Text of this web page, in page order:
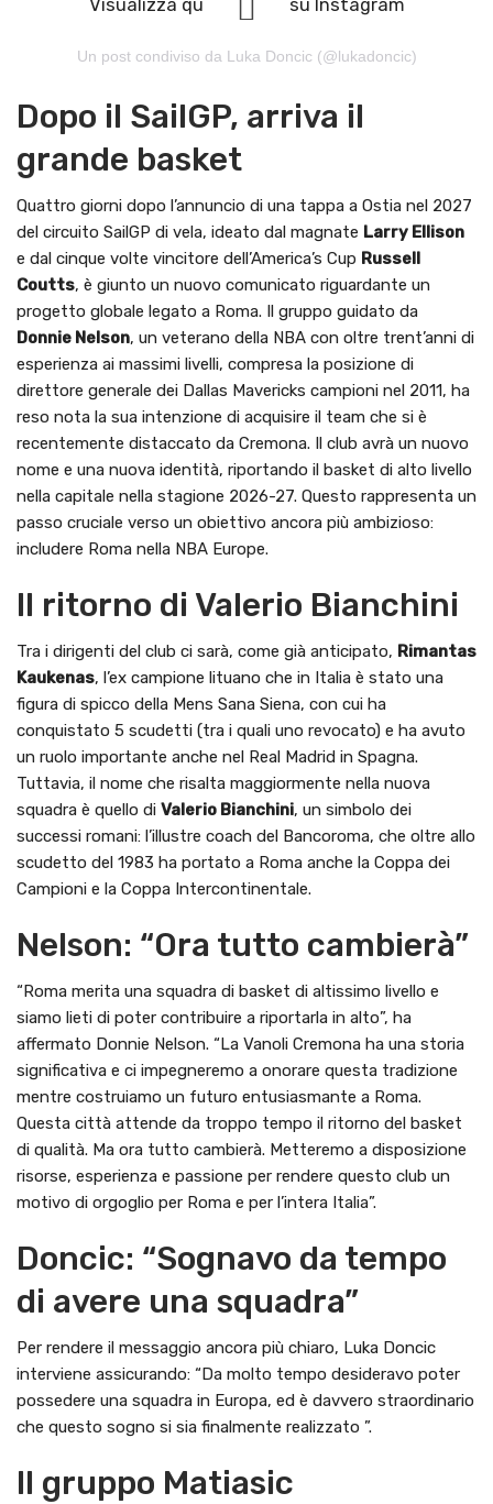
Visualizza questo post su Instagram
Un post condiviso da Luka Doncic (@lukadoncic)
Dopo il SailGP, arriva il
grande basket
Quattro giorni dopo l’annuncio di una tappa a Ostia nel 2027
del circuito SailGP di vela, ideato dal magnate Larry Ellison
e dal cinque volte vincitore dell’America’s Cup Russell
Coutts, è giunto un nuovo comunicato riguardante un
progetto globale legato a Roma. Il gruppo guidato da
Donnie Nelson, un veterano della NBA con oltre trent’anni di
esperienza ai massimi livelli, compresa la posizione di
direttore generale dei Dallas Mavericks campioni nel 2011, ha
reso nota la sua intenzione di acquisire il team che si è
recentemente distaccato da Cremona. Il club avrà un nuovo
nome e una nuova identità, riportando il basket di alto livello
nella capitale nella stagione 2026-27. Questo rappresenta un
passo cruciale verso un obiettivo ancora più ambizioso:
includere Roma nella NBA Europe.
Il ritorno di Valerio Bianchini
Tra i dirigenti del club ci sarà, come già anticipato, Rimantas
Kaukenas, l’ex campione lituano che in Italia è stato una
figura di spicco della Mens Sana Siena, con cui ha
conquistato 5 scudetti (tra i quali uno revocato) e ha avuto
un ruolo importante anche nel Real Madrid in Spagna.
Tuttavia, il nome che risalta maggiormente nella nuova
squadra è quello di Valerio Bianchini, un simbolo dei
successi romani: l’illustre coach del Bancoroma, che oltre allo
scudetto del 1983 ha portato a Roma anche la Coppa dei
Campioni e la Coppa Intercontinentale.
Nelson: “Ora tutto cambierà”
“Roma merita una squadra di basket di altissimo livello e
siamo lieti di poter contribuire a riportarla in alto”, ha
affermato Donnie Nelson. “La Vanoli Cremona ha una storia
significativa e ci impegneremo a onorare questa tradizione
mentre costruiamo un futuro entusiasmante a Roma.
Questa città attende da troppo tempo il ritorno del basket
di qualità. Ma ora tutto cambierà. Metteremo a disposizione
risorse, esperienza e passione per rendere questo club un
motivo di orgoglio per Roma e per l’intera Italia”.
Doncic: “Sognavo da tempo
di avere una squadra”
Per rendere il messaggio ancora più chiaro, Luka Doncic
interviene assicurando: “Da molto tempo desideravo poter
possedere una squadra in Europa, ed è davvero straordinario
che questo sogno si sia finalmente realizzato ”.
Il gruppo Matiasic